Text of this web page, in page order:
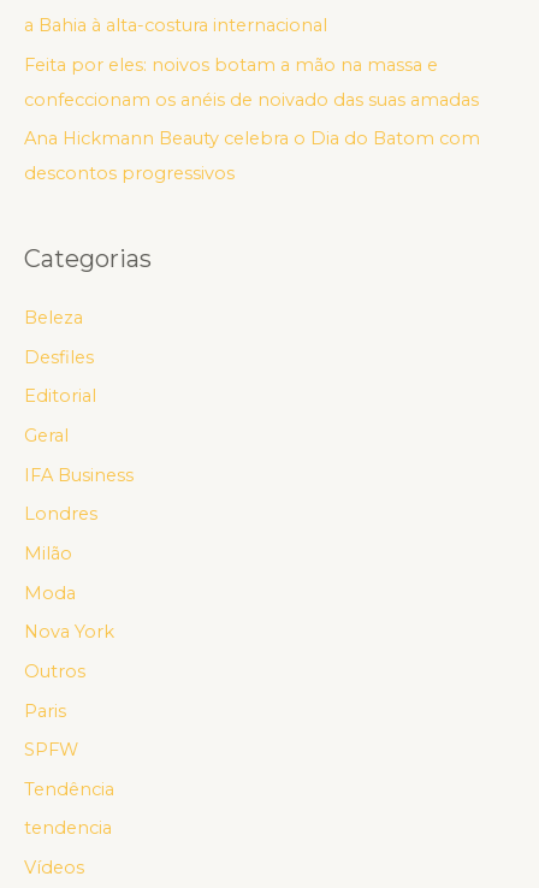
a Bahia à alta-costura internacional
Feita por eles: noivos botam a mão na massa e
confeccionam os anéis de noivado das suas amadas
Ana Hickmann Beauty celebra o Dia do Batom com
descontos progressivos
Categorias
Beleza
Desfiles
Editorial
Geral
IFA Business
Londres
Milão
Moda
Nova York
Outros
Paris
SPFW
Tendência
tendencia
Vídeos